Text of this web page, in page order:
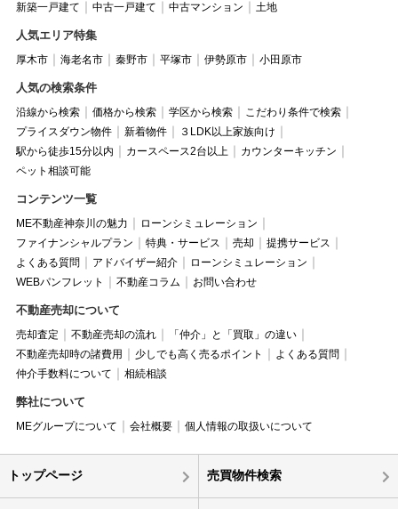
新築一戸建て 中古一戸建て 中古マンション 土地
人気エリア特集
厚木市 海老名市 秦野市 平塚市 伊勢原市 小田原市
人気の検索条件
沿線から検索 価格から検索 学区から検索
こだわり条件で検索
プライスダウン物件
新着物件
３LDK以上家族向け
駅から徒歩15分以内
カースペース2台以上
カウンターキッチン
ペット相談可能
コンテンツ一覧
ME不動産神奈川の魅力
ローンシミュレーション
ファイナンシャルプラン
特典・サービス 売却
提携サービス
よくある質問
アドバイザー紹介
ローンシミュレーション
WEBパンフレット
不動産コラム お問い合わせ
不動産売却について
売却査定 不動産売却の流れ
「仲介」と「買取」の違い
不動産売却時の諸費用
少しでも高く売るポイント
よくある質問
仲介手数料について
相続相談
弊社について
MEグループについて 会社概要 個人情報の取扱いについて
トップページ 売買物件検索